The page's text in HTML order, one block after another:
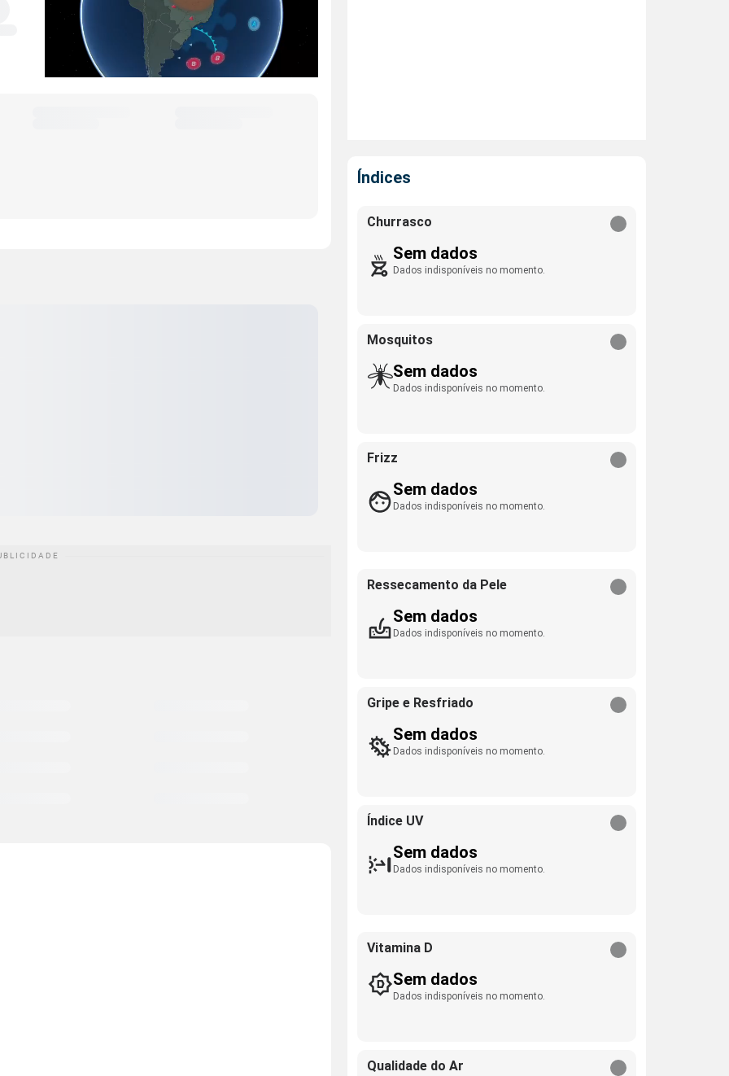
Índices
Churrasco
Sem dados
Dados indisponíveis no momento.
Mosquitos
Sem dados
Dados indisponíveis no momento.
Frizz
Sem dados
Dados indisponíveis no momento.
Ressecamento da Pele
Sem dados
Dados indisponíveis no momento.
Gripe e Resfriado
Sem dados
Dados indisponíveis no momento.
Índice UV
Sem dados
Dados indisponíveis no momento.
Vitamina D
Sem dados
Dados indisponíveis no momento.
Qualidade do Ar